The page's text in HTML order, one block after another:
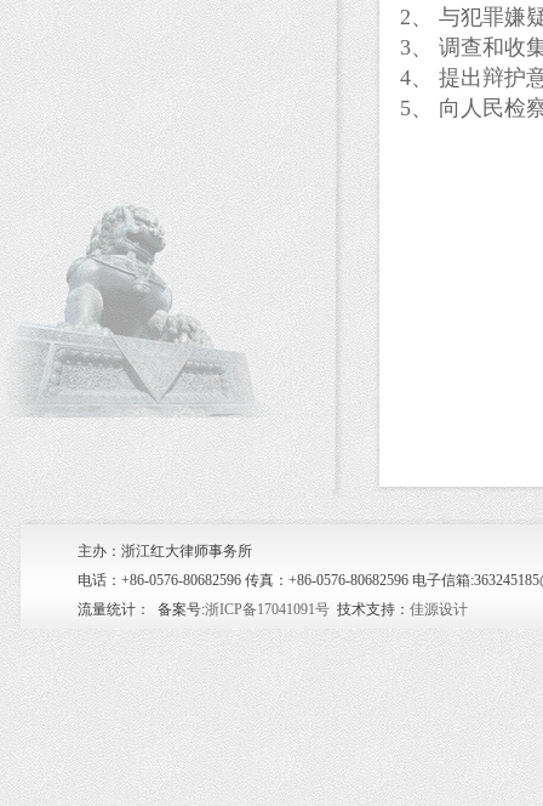
2、
与犯罪嫌
3、
调查和收
4、
提出辩护
5、 向人民检
主办：浙江红大律师事务所
电话：+86-0576-80682596 传真：+86-0576-80682596 电子信箱
流量统计：
备案号:浙ICP备17041091号技术支持： 佳源设计